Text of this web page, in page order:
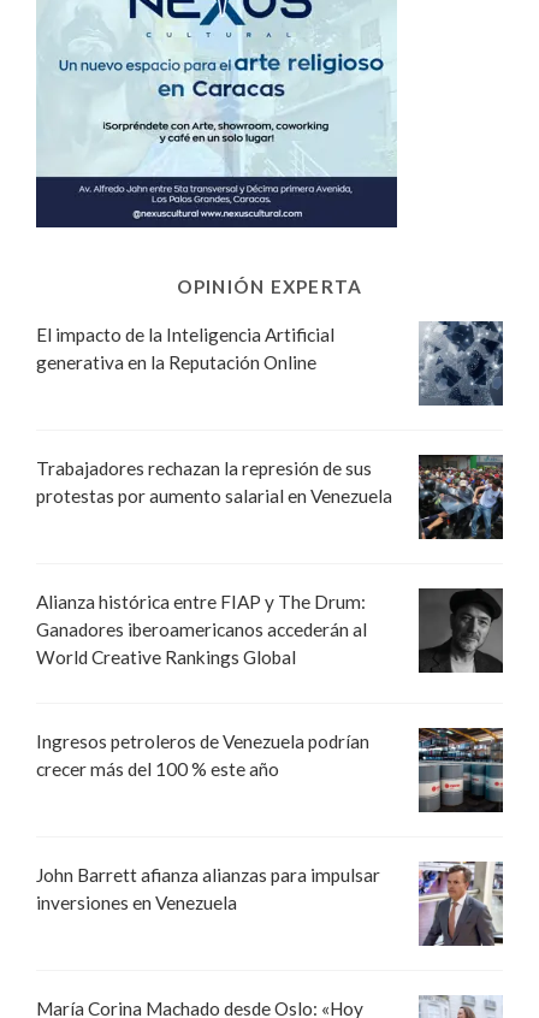
OPINIÓN EXPERTA
El impacto de la Inteligencia Artificial
generativa en la Reputación Online
Trabajadores rechazan la represión de sus
protestas por aumento salarial en Venezuela
Alianza histórica entre FIAP y The Drum:
Ganadores iberoamericanos accederán al
World Creative Rankings Global
Ingresos petroleros de Venezuela podrían
crecer más del 100 % este año
John Barrett afianza alianzas para impulsar
inversiones en Venezuela
María Corina Machado desde Oslo: «Hoy